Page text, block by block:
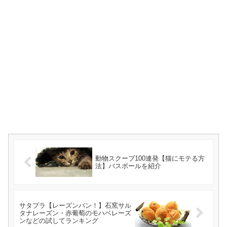
動物スクープ100連発【猫にモテる方
法】バスボールを紹介
サタプラ【レーズンパン！】石窯サル
タナレーズン・赤葡萄のモハベレーズ
ンなどの試してランキング